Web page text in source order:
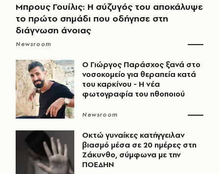
Μπρους Γουίλις: Η σύζυγός του αποκάλυψε
το πρώτο σημάδι που οδήγησε στη
διάγνωση άνοιας
Newsroom
O Γιώργος Παράσχος ξανά στο
νοσοκομείο για θεραπεία κατά
του καρκίνου - Η νέα
φωτογραφία του ηθοποιού
Newsroom
Οκτώ γυναίκες κατήγγειλαν
βιασμό μέσα σε 20 ημέρες στη
Ζάκυνθο, σύμφωνα με την
ΠΟΕΔΗΝ